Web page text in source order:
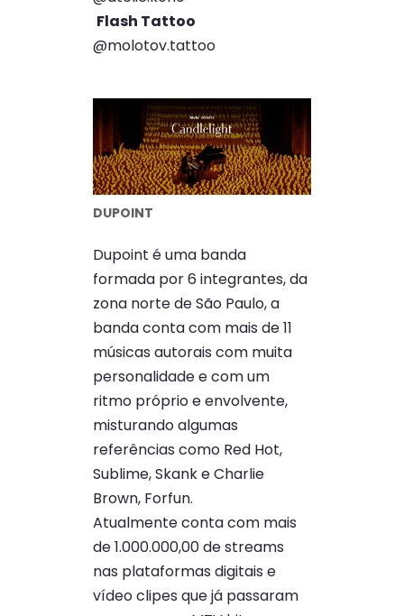
Flash Tattoo
@molotov.tattoo
DUPOINT
Dupoint é uma banda
formada por 6 integrantes, da
zona norte de São Paulo, a
banda conta com mais de 11
músicas autorais com muita
personalidade e com um
ritmo próprio e envolvente,
misturando algumas
referências como Red Hot,
Sublime, Skank e Charlie
Brown, Forfun.
Atualmente conta com mais
de 1.000.000,00 de streams
nas plataformas digitais e
vídeo clipes que já passaram